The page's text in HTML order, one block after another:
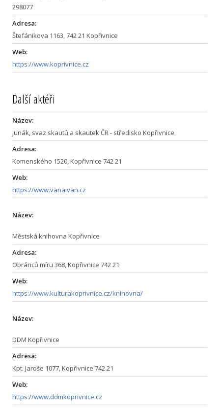
298077
Adresa:
Štefánikova 1163, 742 21 Kopřivnice
Web:
https://www.koprivnice.cz
Další aktéři
Název:
Junák, svaz skautů a skautek ČR - středisko Kopřivnice
Adresa:
Komenského 1520, Kopřivnice 742 21
Web:
https://www.vanaivan.cz
Název:
Městská knihovna Kopřivnice
Adresa:
Obránců míru 368, Kopřivnice 742 21
Web:
https://www.kulturakoprivnice.cz/knihovna/
Název:
DDM Kopřivnice
Adresa:
Kpt. Jaroše 1077, Kopřivnice 742 21
Web:
https://www.ddmkoprivnice.cz